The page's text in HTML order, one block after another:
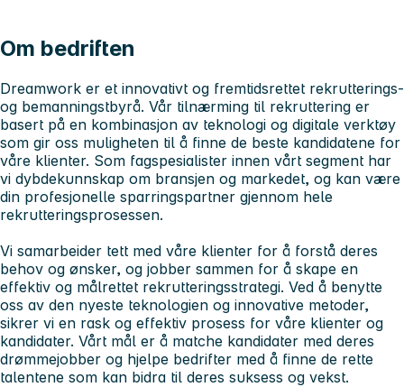
Om bedriften
Dreamwork er et innovativt og fremtidsrettet rekrutterings-
og bemanningstbyrå. Vår tilnærming til rekruttering er
basert på en kombinasjon av teknologi og digitale verktøy
som gir oss muligheten til å finne de beste kandidatene for
våre klienter. Som fagspesialister innen vårt segment har
vi dybdekunnskap om bransjen og markedet, og kan være
din profesjonelle sparringspartner gjennom hele
rekrutteringsprosessen.
Vi samarbeider tett med våre klienter for å forstå deres
behov og ønsker, og jobber sammen for å skape en
effektiv og målrettet rekrutteringsstrategi. Ved å benytte
oss av den nyeste teknologien og innovative metoder,
sikrer vi en rask og effektiv prosess for våre klienter og
kandidater. Vårt mål er å matche kandidater med deres
drømmejobber og hjelpe bedrifter med å finne de rette
talentene som kan bidra til deres suksess og vekst.